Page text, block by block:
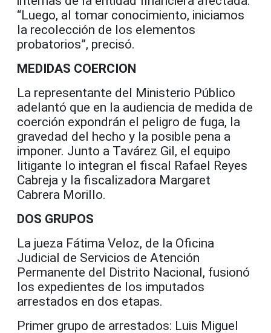
“Luego, al tomar conocimiento, iniciamos
la recolección de los elementos
probatorios”, precisó.
MEDIDAS COERCION
La representante del Ministerio Público
adelantó que en la audiencia de medida de
coerción expondrán el peligro de fuga, la
gravedad del hecho y la posible pena a
imponer. Junto a Tavárez Gil, el equipo
litigante lo integran el fiscal Rafael Reyes
Cabreja y la fiscalizadora Margaret
Cabrera Morillo.
DOS GRUPOS
La jueza Fátima Veloz, de la Oficina
Judicial de Servicios de Atención
Permanente del Distrito Nacional, fusionó
los expedientes de los imputados
arrestados en dos etapas.
Primer grupo de arrestados: Luis Miguel